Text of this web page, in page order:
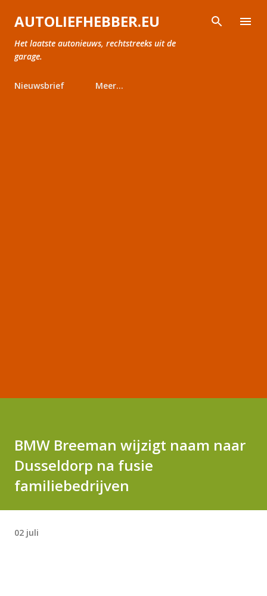
Doorgaan naar hoofdcontent
AUTOLIEFHEBBER.EU
Het laatste autonieuws, rechtstreeks uit de
garage.
Nieuwsbrief Meer…
BMW Breeman wijzigt naam naar
Dusseldorp na fusie
familiebedrijven
02 juli